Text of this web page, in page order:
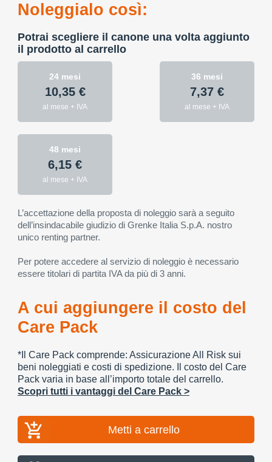
Noleggialo così:
Potrai scegliere il canone una volta aggiunto
il prodotto al carrello
24 mesi
10,35 €
al mese + IVA
36 mesi
7,37 €
al mese + IVA
48 mesi
6,15 €
al mese + IVA
L’accettazione della proposta di noleggio sarà a seguito
dell’insindacabile giudizio di Grenke Italia S.p.A. nostro
unico renting partner.
Per potere accedere al servizio di noleggio è necessario
essere titolari di partita IVA da più di 3 anni.
A cui aggiungere il costo del
Care Pack
*Il Care Pack comprende: Assicurazione All Risk sui
beni noleggiati e costi di spedizione. Il costo del Care
Pack varia in base all’importo totale del carrello.
Scopri tutti i vantaggi del Care Pack >
Metti a carrello